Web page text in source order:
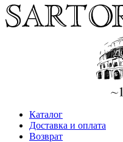
Каталог
Доставка и оплата
Возврат